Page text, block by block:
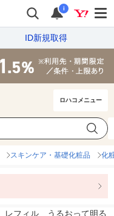
i
ID新規取得
ロハコメニュー
スキンケア・基礎化粧品 化